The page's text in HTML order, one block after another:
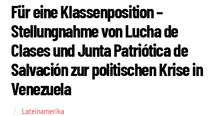
Für eine Klassenposition –
Stellungnahme von Lucha de
Clases und Junta Patriótica de
Salvación zur politischen Krise in
Venezuela
Lateinamerika